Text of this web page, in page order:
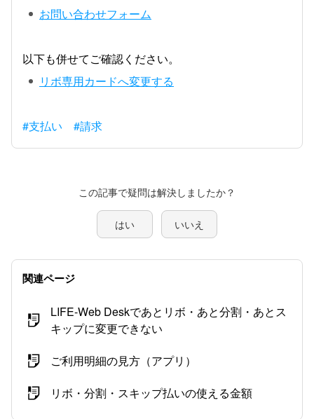
お問い合わせフォーム
以下も併せてご確認ください。
リボ専用カードへ変更する
#支払い #請求
この記事で疑問は解決しましたか？
はい いいえ
関連ページ
LIFE-Web Deskであとリボ・あと分割・あとス
キップに変更できない
ご利用明細の見方（アプリ）
リボ・分割・スキップ払いの使える金額